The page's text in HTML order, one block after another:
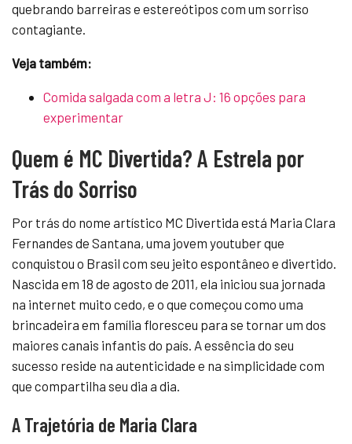
quebrando barreiras e estereótipos com um sorriso
contagiante.
Veja também:
Comida salgada com a letra J: 16 opções para
experimentar
Quem é MC Divertida? A Estrela por
Trás do Sorriso
Por trás do nome artístico MC Divertida está Maria Clara
Fernandes de Santana, uma jovem youtuber que
conquistou o Brasil com seu jeito espontâneo e divertido.
Nascida em 18 de agosto de 2011, ela iniciou sua jornada
na internet muito cedo, e o que começou como uma
brincadeira em família floresceu para se tornar um dos
maiores canais infantis do país. A essência do seu
sucesso reside na autenticidade e na simplicidade com
que compartilha seu dia a dia.
A Trajetória de Maria Clara